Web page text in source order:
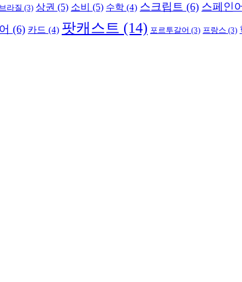
브라질 (3) 상권 (5) 소비 (5) 수학 (4) 스크립트 (6) 스페인어
(6) 카드 (4) 팟캐스트 (14) 포르투갈어 (3) 프랑스 (3)